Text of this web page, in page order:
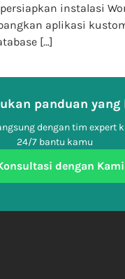
instalasi
aplikasi
[…]
panduan
dengan tim expert
24/7 bantu kamu
dengan Kami